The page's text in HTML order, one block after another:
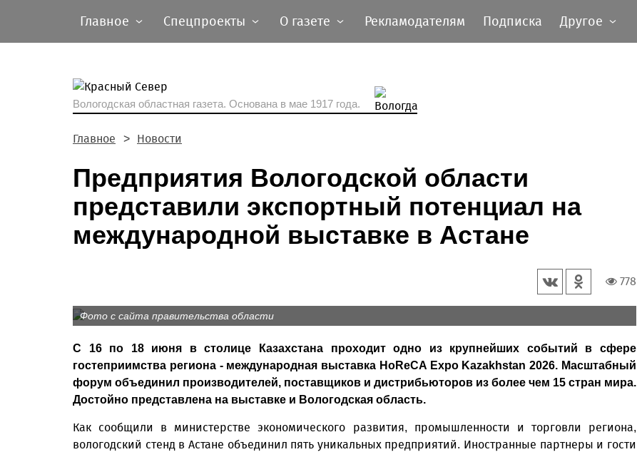
Главное Спецпроекты О газете Рекламодателям Подписка Другое
Вологодская областная газета. Основана в мае 1917 года.
Главное Новости
Предприятия Вологодской области
представили экспортный потенциал на
международной выставке в Астане
778
Фото с сайта правительства области
С 16 по 18 июня в столице Казахстана проходит одно из крупнейших событий в сфере
гостеприимства региона - международная выставка HoReCA Expo Kazakhstan 2026. Масштабный
форум объединил производителей, поставщиков и дистрибьюторов из более чем 15 стран мира.
Достойно представлена на выставке и Вологодская область.
Как сообщили в министерстве экономического развития, промышленности и торговли региона,
вологодский стенд в Астане объединил пять уникальных предприятий. Иностранные партнеры и гости